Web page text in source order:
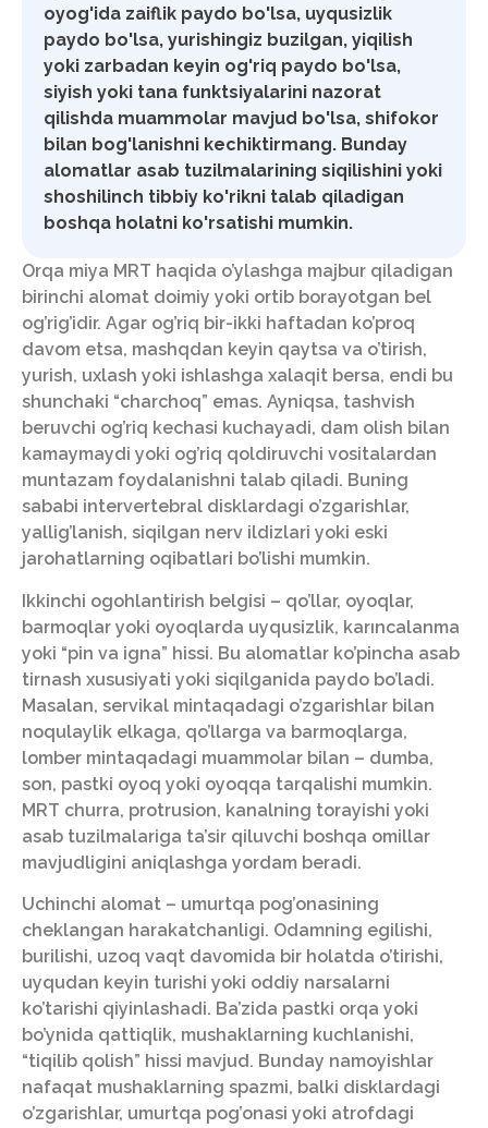
oyog'ida zaiflik paydo bo'lsa, uyqusizlik
paydo bo'lsa, yurishingiz buzilgan, yiqilish
yoki zarbadan keyin og'riq paydo bo'lsa,
siyish yoki tana funktsiyalarini nazorat
qilishda muammolar mavjud bo'lsa, shifokor
bilan bog'lanishni kechiktirmang. Bunday
alomatlar asab tuzilmalarining siqilishini yoki
shoshilinch tibbiy ko'rikni talab qiladigan
boshqa holatni ko'rsatishi mumkin.
Orqa miya MRT haqida o’ylashga majbur qiladigan
birinchi alomat doimiy yoki ortib borayotgan bel
og’rig’idir. Agar og’riq bir-ikki haftadan ko’proq
davom etsa, mashqdan keyin qaytsa va o’tirish,
yurish, uxlash yoki ishlashga xalaqit bersa, endi bu
shunchaki “charchoq” emas. Ayniqsa, tashvish
beruvchi og’riq kechasi kuchayadi, dam olish bilan
kamaymaydi yoki og’riq qoldiruvchi vositalardan
muntazam foydalanishni talab qiladi. Buning
sababi intervertebral disklardagi o’zgarishlar,
yallig’lanish, siqilgan nerv ildizlari yoki eski
jarohatlarning oqibatlari bo’lishi mumkin.
Ikkinchi ogohlantirish belgisi – qo’llar, oyoqlar,
barmoqlar yoki oyoqlarda uyqusizlik, karıncalanma
yoki “pin va igna” hissi. Bu alomatlar ko’pincha asab
tirnash xususiyati yoki siqilganida paydo bo’ladi.
Masalan, servikal mintaqadagi o’zgarishlar bilan
noqulaylik elkaga, qo’llarga va barmoqlarga,
lomber mintaqadagi muammolar bilan – dumba,
son, pastki oyoq yoki oyoqqa tarqalishi mumkin.
MRT churra, protrusion, kanalning torayishi yoki
asab tuzilmalariga ta’sir qiluvchi boshqa omillar
mavjudligini aniqlashga yordam beradi.
Uchinchi alomat – umurtqa pog’onasining
cheklangan harakatchanligi. Odamning egilishi,
burilishi, uzoq vaqt davomida bir holatda o’tirishi,
uyqudan keyin turishi yoki oddiy narsalarni
ko’tarishi qiyinlashadi. Ba’zida pastki orqa yoki
bo’ynida qattiqlik, mushaklarning kuchlanishi,
“tiqilib qolish” hissi mavjud. Bunday namoyishlar
nafaqat mushaklarning spazmi, balki disklardagi
o’zgarishlar, umurtqa pog’onasi yoki atrofdagi